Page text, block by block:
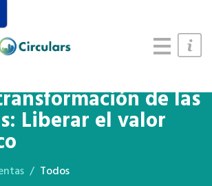
de las
Liberar el valor
Todos